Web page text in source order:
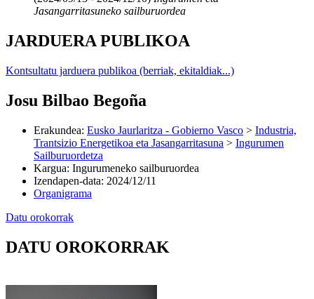
Jasangarritasuneko sailburuordea
JARDUERA PUBLIKOA
Kontsultatu jarduera publikoa (berriak, ekitaldiak...)
Josu Bilbao Begoña
Erakundea: Eusko Jaurlaritza - Gobierno Vasco > Industria,
Trantsizio Energetikoa eta Jasangarritasuna > Ingurumen
Sailburuordetza
Kargua: Ingurumeneko sailburuordea
Izendapen-data: 2024/12/11
Organigrama
Datu orokorrak
DATU OROKORRAK